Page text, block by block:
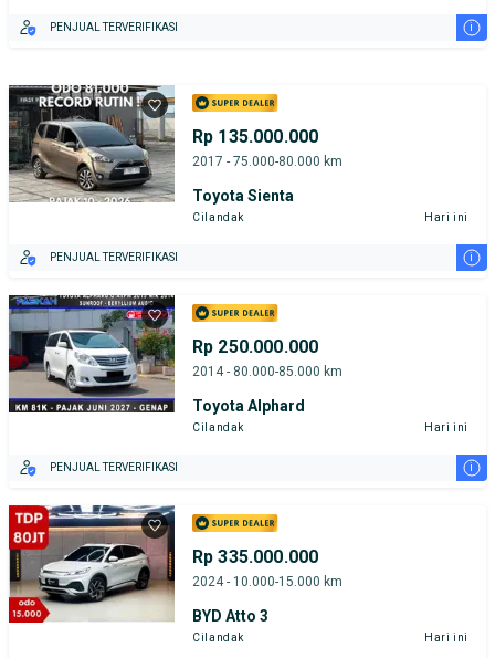
PENJUAL TERVERIFIKASI i
Rp 135.000.000
2017 - 75.000-80.000 km
Toyota Sienta
Cilandak Hari ini
PENJUAL TERVERIFIKASI i
Rp 250.000.000
2014 - 80.000-85.000 km
Toyota Alphard
Cilandak Hari ini
PENJUAL TERVERIFIKASI i
Rp 335.000.000
2024 - 10.000-15.000 km
BYD Atto 3
Cilandak Hari ini